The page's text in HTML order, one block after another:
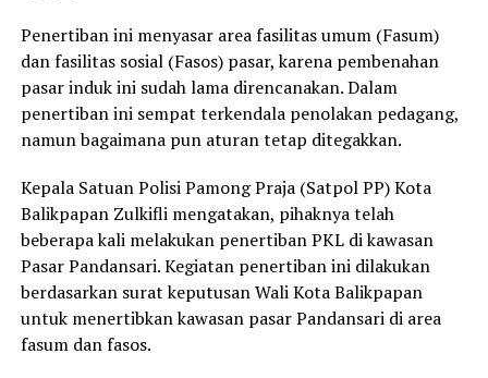
Penertiban ini menyasar area fasilitas umum (Fasum)
dan fasilitas sosial (Fasos) pasar, karena pembenahan
pasar induk ini sudah lama direncanakan. Dalam
penertiban ini sempat terkendala penolakan pedagang,
namun bagaimana pun aturan tetap ditegakkan.
Kepala Satuan Polisi Pamong Praja (Satpol PP) Kota
Balikpapan Zulkifli mengatakan, pihaknya telah
beberapa kali melakukan penertiban PKL di kawasan
Pasar Pandansari. Kegiatan penertiban ini dilakukan
berdasarkan surat keputusan Wali Kota Balikpapan
untuk menertibkan kawasan pasar Pandansari di area
fasum dan fasos.